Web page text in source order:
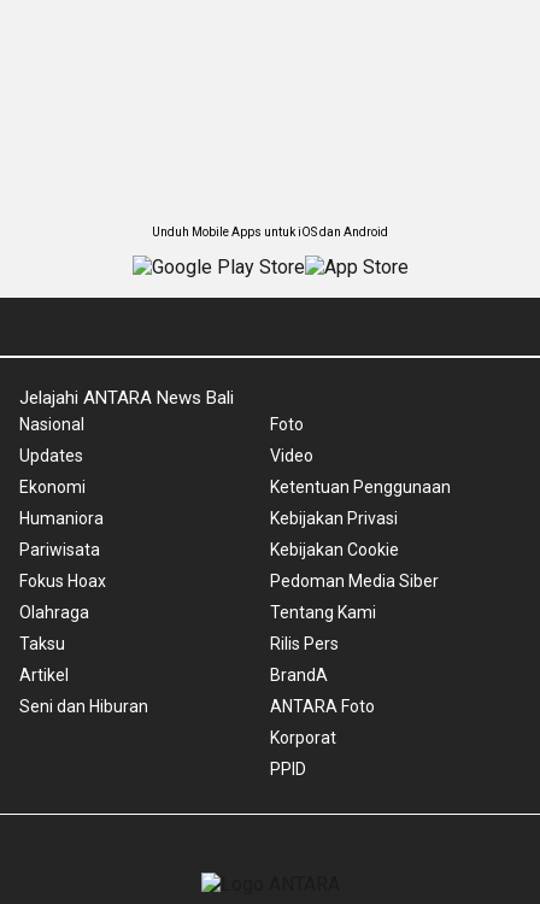
Unduh Mobile Apps untuk iOS dan Android
Jelajahi ANTARA News Bali
Nasional
Updates
Ekonomi
Humaniora
Pariwisata
Fokus Hoax
Olahraga
Taksu
Artikel
Seni dan Hiburan
Foto
Video
Ketentuan Penggunaan
Kebijakan Privasi
Kebijakan Cookie
Pedoman Media Siber
Tentang Kami
Rilis Pers
BrandA
ANTARA Foto
Korporat
PPID